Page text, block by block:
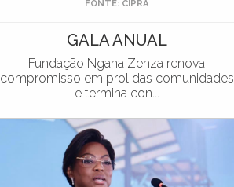
FONTE: CIPRA
GALA ANUAL
Fundação Ngana Zenza renova
compromisso em prol das comunidades
e termina con...